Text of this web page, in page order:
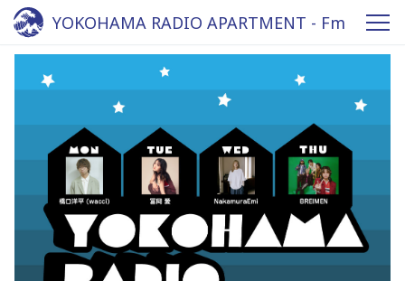
YOKOHAMA RADIO APARTMENT - Fm
yokohama 84.7